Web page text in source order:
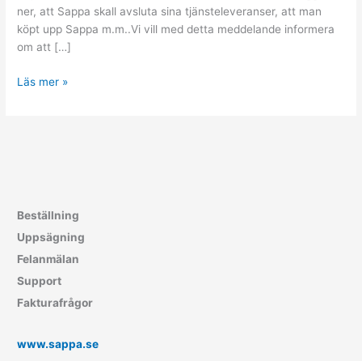
ner, att Sappa skall avsluta sina tjänsteleveranser, att man
köpt upp Sappa m.m..Vi vill med detta meddelande informera
om att […]
Allente
Läs mer »
Beställning
Uppsägning
Felanmälan
Support
Fakturafrågor
www.sappa.se